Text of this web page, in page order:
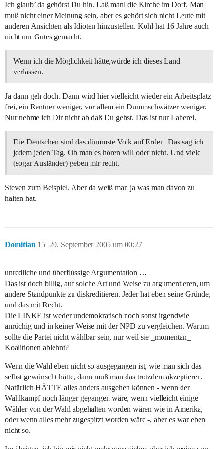
Ich glaub’ da gehörst Du hin. Laß manl die Kirche im Dorf. Man
muß nicht einer Meinung sein, aber es gehört sich nicht Leute mit
anderen Ansichten als Idioten hinzustellen. Kohl hat 16 Jahre auch
nicht nur Gutes gemacht.
Wenn ich die Möglichkeit hätte,würde ich dieses Land
verlassen.
Ja dann geh doch. Dann wird hier vielleicht wieder ein Arbeitsplatz
frei, ein Rentner weniger, vor allem ein Dummschwätzer weniger.
Nur nehme ich Dir nicht ab daß Du gehst. Das ist nur Laberei.
Die Deutschen sind das dümmste Volk auf Erden. Das sag ich
jedem jeden Tag. Ob man es hören will oder nicht. Und viele
(sogar Ausländer) geben mir recht.
Steven zum Beispiel. Aber da weiß man ja was man davon zu
halten hat.
Domitian 20. September 2005 um 00:27
15
unredliche und überflüssige Argumentation …
Das ist doch billig, auf solche Art und Weise zu argumentieren, um
andere Standpunkte zu diskreditieren. Jeder hat eben seine Gründe,
und das mit Recht.
Die LINKE ist weder undemokratisch noch sonst irgendwie
anrüchig und in keiner Weise mit der NPD zu vergleichen. Warum
sollte die Partei nicht wählbar sein, nur weil sie _momentan_
Koalitionen ablehnt?
Wenn die Wahl eben nicht so ausgegangen ist, wie man sich das
selbst gewünscht hätte, dann muß man das trotzdem akzeptieren.
Natürlich HÄTTE alles anders ausgehen können - wenn der
Wahlkampf noch länger gegangen wäre, wenn vielleicht einige
Wähler von der Wahl abgehalten worden wären wie in Amerika,
oder wenn alles mehr zugespitzt worden wäre -, aber es war eben
nicht so.